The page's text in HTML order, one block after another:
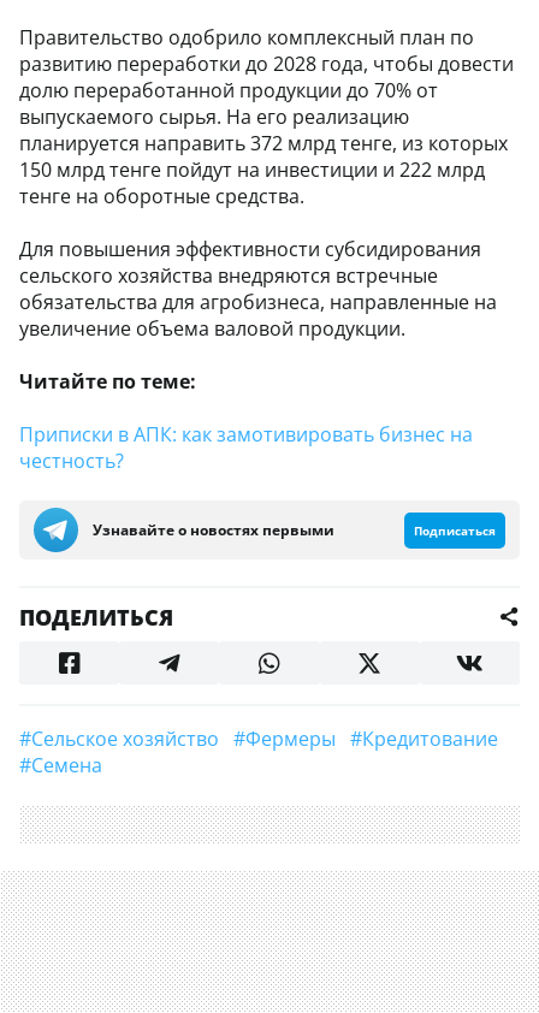
Правительство одобрило комплексный план по
развитию переработки до 2028 года, чтобы довести
долю переработанной продукции до 70% от
выпускаемого сырья. На его реализацию
планируется направить 372 млрд тенге, из которых
150 млрд тенге пойдут на инвестиции и 222 млрд
тенге на оборотные средства.
Для повышения эффективности субсидирования
сельского хозяйства внедряются встречные
обязательства для агробизнеса, направленные на
увеличение объема валовой продукции.
Читайте по теме:
Приписки в АПК: как замотивировать бизнес на
честность?
Узнавайте о новостях первыми Подписаться
ПОДЕЛИТЬСЯ
#сельское хозяйство #фермеры
#кредитование
#Семена